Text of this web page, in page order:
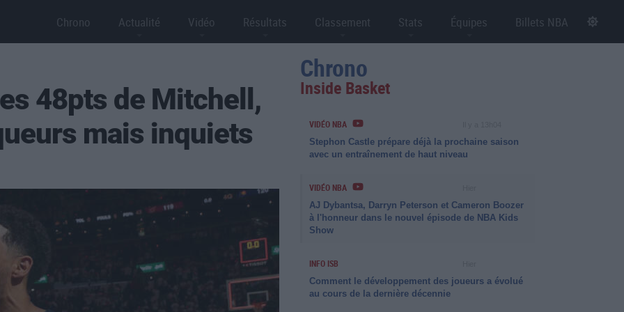
Chrono Actualité Vidéo Résultats Classement Stats Équipes Billets NBA
48pts de Mitchell,
mais inquiets
Chrono
Inside Basket
VIDÉO NBA
Stephon Castle prépare déjà la prochaine saison
avec un entraînement de haut niveau
VIDÉO NBA
AJ Dybantsa, Darryn Peterson et Cameron Boozer
à l'honneur dans le nouvel épisode de NBA Kids
Show
INFO ISB
Comment le développement des joueurs a évolué
au cours de la dernière décennie